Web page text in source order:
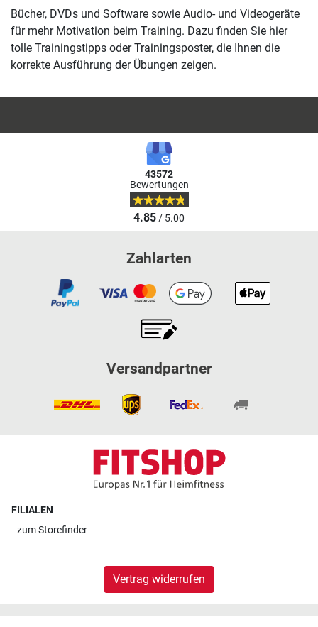
Bücher, DVDs und Software sowie Audio- und Videogeräte
für mehr Motivation beim Training. Dazu finden Sie hier
tolle Trainingstipps oder Trainingsposter, die Ihnen die
korrekte Ausführung der Übungen zeigen.
43572
Bewertungen
4.85/ 5.00
Zahlarten
Versandpartner
FILIALEN
zumStorefinder
Vertrag widerrufen